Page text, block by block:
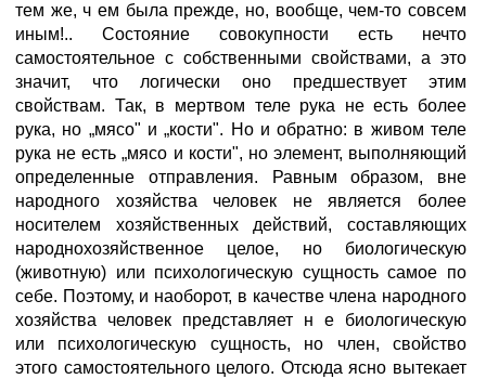
тем же, ч ем была прежде, но, вообще, чем-то совсем
иным!.. Состояние совокупности есть нечто
самостоятельное с собственными свойствами, а это
значит, что логически оно предшествует этим
свойствам. Так, в мертвом теле рука не есть более
рука, но „мясо" и „кости". Но и обратно: в живом теле
рука не есть „мясо и кости", но элемент, выполняющий
определенные отправления. Равным образом, вне
народного хозяйства человек не является более
носителем хозяйственных действий, составляющих
народнохозяйственное целое, но биологическую
(животную) или психологическую сущность самое по
себе. Поэтому, и наоборот, в качестве члена народного
хозяйства человек представляет н е биологическую
или психологическую сущность, но член, свойство
этого самостоятельного целого. Отсюда ясно вытекает